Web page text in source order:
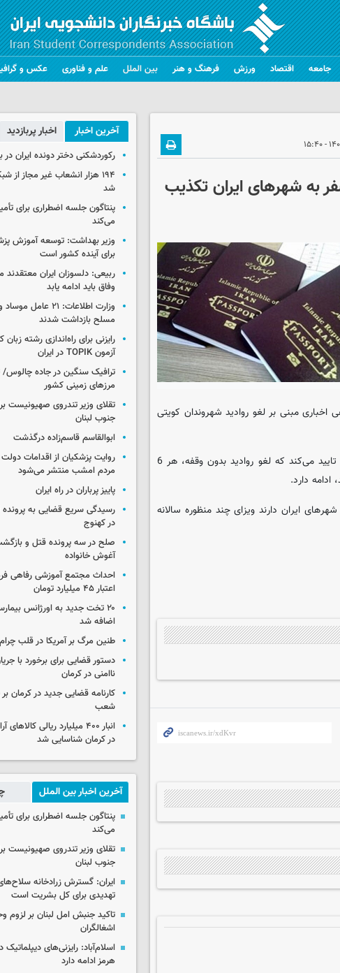
جامعه اقتصاد ورزش فرهنگ و هنر بین الملل علم و فناوری عکس و
به شهرهای ایران تکذیب
اخباری مبنی بر لغو روادید شهروندان کویتی
سفارت جمهوری اسلامی ایران در کویت با تکذیب این خبر، تایید می‌کند که لغو روادید بدون وقفه، هر 6
ایران دارند ویزای چند منظوره سالانه
آخرین اخبار اخبار پربازدید
رکوردشکنی دختر دونده ایران
۱۹۴ هزار انشعاب غیر مجاز از
شد
پنتاگون جلسه اضطراری برای
می‌کند
وزیر بهداشت: توسعه آموزش
برای آینده کشور است
ربیعی: دلسوزان ایران
وفاق باید ادامه یابد
مسلح بازداشت شدند
رایزنی برای راه‌اندازی رشته زبان
آزمون TOPIK در ایران
ترافیک سنگین در جاده چالوس/
مرزهای زمینی کشور
تقلای وزیر تندروی صهیونیست
جنوب لبنان
ابوالقاسم قاسم‌زاده درگذشت
روایت پزشکیان از اقدامات
مردم امشب منتشر می‌شود
پاییز پرباران در راه ایران
رسیدگی سریع قضایی به
در کهنوج
آغوش خانواده
احداث مجتمع آموزشی رفاهی
اعتبار ۴۵ میلیارد تومان
۲۰ تخت جدید به اورژانس
اضافه شد
طنین مرگ بر آمریکا در قلب چرام
دستور قضایی برای برخورد با
ناامنی در کرمان
کارنامه قضایی جدید در کرمان
شعب
انبار ۴۰۰ میلیارد ریالی
در کرمان شناسایی شد
آخرین اخبار بین الملل
پنتاگون جلسه اضطراری برای
می‌کند
تقلای وزیر تندروی صهیونیست
جنوب لبنان
ایران: گسترش زرادخانه
تهدیدی برای کل بشریت است
تاکید جنبش امل لبنان بر لزوم
اشغالگران
اسلام‌آباد: رایزنی‌های دیپلماتیک
هرمز ادامه دارد